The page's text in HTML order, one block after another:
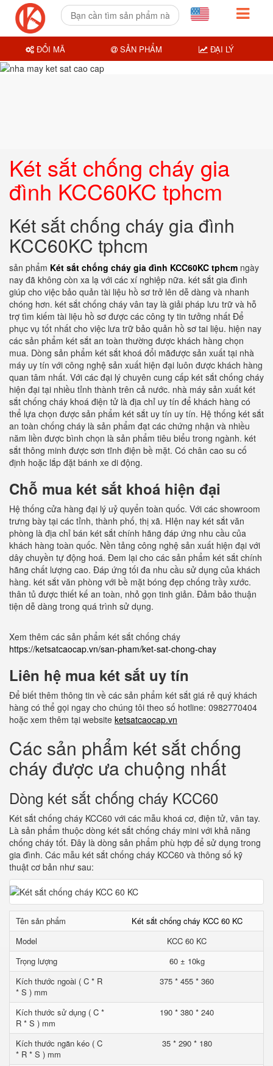
Két sắt chống cháy gia
đình KCC60KC tphcm
Két sắt chống cháy gia đình
KCC60KC tphcm
sản phẩm Két sắt chống cháy gia đình KCC60KC tphcm ngày
nay đã không còn xa lạ với các xí nghiệp nữa. két sắt gia đình
giúp cho việc bảo quản tài liệu hồ sơ trở lên dễ dàng và nhanh
chóng hơn. két sắt chống cháy vân tay là giải pháp lưu trữ và hỗ
trợ tìm kiếm tài liệu hồ sơ được các công ty tin tưởng nhất Để
phục vụ tốt nhất cho việc lưa trữ bảo quản hồ sơ tai liệu. hiện nay
các sản phẩm két sắt an toàn thường được khách hàng chọn
mua. Dòng sản phẩm két sắt khoá đổi mãđược sản xuất tại nhà
máy uy tín với công nghệ sản xuất hiện đại luôn được khách hàng
quan tâm nhất. Với các đại lý chuyên cung cấp két sắt chống cháy
hiện đại tại nhiều tỉnh thành trên cả nước. nhà máy sản xuất két
sắt chống cháy khoá điện tử là địa chỉ uy tín để khách hàng có
thể lựa chọn được sản phẩm két sắt uy tín uy tín. Hệ thống két sắt
an toàn chống cháy là sản phẩm đạt các chứng nhận và nhiều
năm liền được bình chọn là sản phẩm tiêu biểu trong ngành. két
sắt thông minh được sơn tĩnh điện bề mặt. Có chân cao su cố
định hoặc lắp đặt bánh xe di động.
Chỗ mua két sắt khoá hiện đại
Hệ thống cửa hàng đại lý uỷ quyển toàn quốc. Với các showroom
trưng bày tại các tỉnh, thành phố, thị xã. HIện nay két sắt văn
phòng là địa chỉ bán két sắt chính hãng đáp ứng nhu cầu của
khách hàng toàn quốc. Nền tảng công nghệ sản xuất hiện đại với
dây chuyền tự động hoá. Đem lại cho các sản phẩm két sắt chính
hãng chất lượng cao. Đáp ứng tối đa nhu cầu sử dụng của khách
hàng. két sắt văn phòng với bề mặt bóng đẹp chống trầy xước.
thân tủ được thiết kế an toàn, nhỏ gọn tinh giản. Đảm bảo thuận
tiện dễ dàng trong quá trình sử dụng.
Xem thêm các sản phẩm két sắt chống cháy
https://ketsatcaocap.vn/san-pham/ket-sat-chong-chay
Liên hệ mua két sắt uy tín
Để biết thêm thông tin về các sản phẩm két sắt giá rẻ quý khách
hàng có thể gọi ngay cho chúng tôi theo số hotline: 0982770404
hoặc xem thêm tại website ketsatcaocap.vn
Các sản phẩm két sắt chống
cháy được ưa chuộng nhất
Dòng két sắt chống cháy KCC60
Két sắt chống cháy KCC60 với các mẫu khoá cơ, điện tử, vân tay.
Là sản phẩm thuộc dòng két sắt chống cháy mini với khả năng
chống cháy tốt. Đây là dòng sản phẩm phù hợp để sử dụng trong
gia đình. Các mẫu két sắt chống cháy KCC60 và thông số kỹ
thuật cơ bản như sau:
Tên sản phẩm
Két sắt chống cháy KCC 60 KC
Model
KCC 60 KC
Trọng lượng
60 ± 10kg
Kích thước ngoài ( C * R
* S ) mm
375 * 455 * 360
Kích thước sử dụng ( C *
R * S ) mm
190 * 380 * 240
Kích thước ngăn kéo ( C
* R * S ) mm
35 * 290 * 180
ĐỔI MÃ SẢN PHẨM ĐẠI LÝ